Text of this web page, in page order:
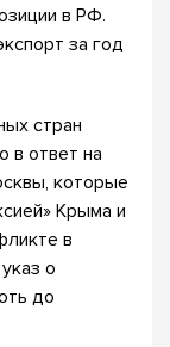
в РФ.
за год
стран
в ответ на
которые
Крыма и
в
о
до